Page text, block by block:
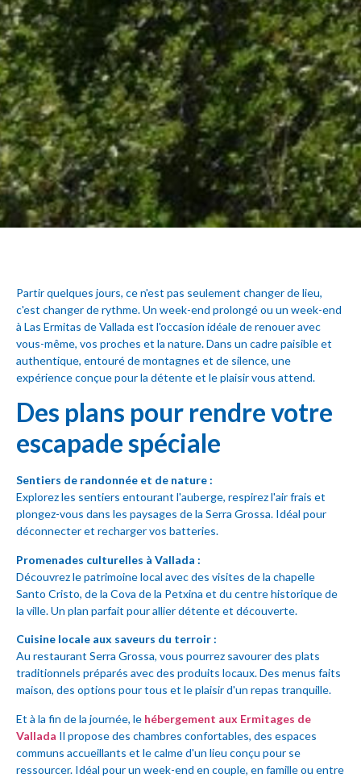
Partir quelques jours, ce n'est pas seulement changer de lieu,
c'est changer de rythme. Un week-end prolongé ou un week-end
à Las Ermitas de Vallada est l'occasion idéale de renouer avec
vous-même, vos proches et la nature. Dans un cadre paisible et
authentique, entouré de montagnes et de silence, une
expérience conçue pour la détente et le plaisir vous attend.
Des plans pour rendre votre
escapade spéciale
Sentiers de randonnée et de nature :
Explorez les sentiers entourant l'auberge, respirez l'air frais et
plongez-vous dans les paysages de la Serra Grossa. Idéal pour
déconnecter et recharger vos batteries.
Promenades culturelles à Vallada :
Découvrez le patrimoine local avec des visites de la chapelle
Santo Cristo, de la Cova de la Petxina et du centre historique de
la ville. Un plan parfait pour allier détente et découverte.
Cuisine locale aux saveurs du terroir :
Au restaurant Serra Grossa, vous pourrez savourer des plats
traditionnels préparés avec des produits locaux. Des menus faits
maison, des options pour tous et le plaisir d'un repas tranquille.
Et à la fin de la journée, le hébergement aux Ermitages de
Vallada Il propose des chambres confortables, des espaces
communs accueillants et le calme d'un lieu conçu pour se
ressourcer. Idéal pour un week-end en couple, en famille ou entre